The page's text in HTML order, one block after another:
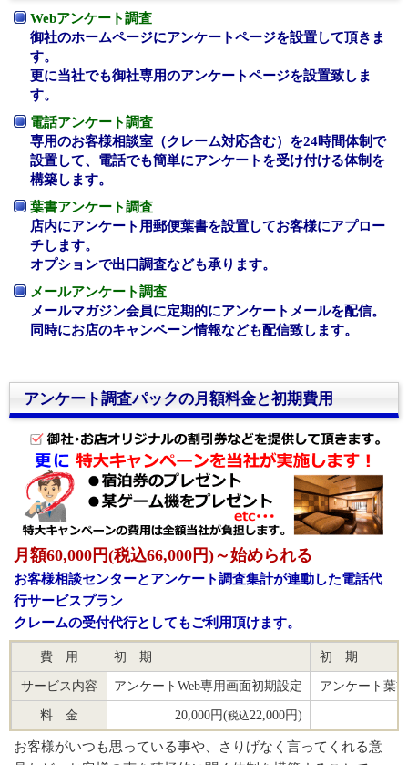
Webアンケート調査
御社のホームページにアンケートページを設置して頂きま
す。
更に当社でも御社専用のアンケートページを設置致しま
す。
電話アンケート調査
専用のお客様相談室（クレーム対応含む）を24時間体制で
設置して、電話でも簡単にアンケートを受け付ける体制を
構築します。
葉書アンケート調査
店内にアンケート用郵便葉書を設置してお客様にアプロー
チします。
オプションで出口調査なども承ります。
メールアンケート調査
メールマガジン会員に定期的にアンケートメールを配信。
同時にお店のキャンペーン情報なども配信致します。
アンケート調査パックの月額料金と初期費用
月額60,000円(税込66,000円)～始められる
お客様相談センターとアンケート調査集計が連動した電話代
行サービスプラン
クレームの受付代行としてもご利用頂けます。
費 用
サービス内容
料 金
初 期
アンケートWeb専用画面初期設定
20,000円(税込22,000円)
初 期
アンケート葉
お客様がいつも思っている事や、さりげなく言ってくれる意